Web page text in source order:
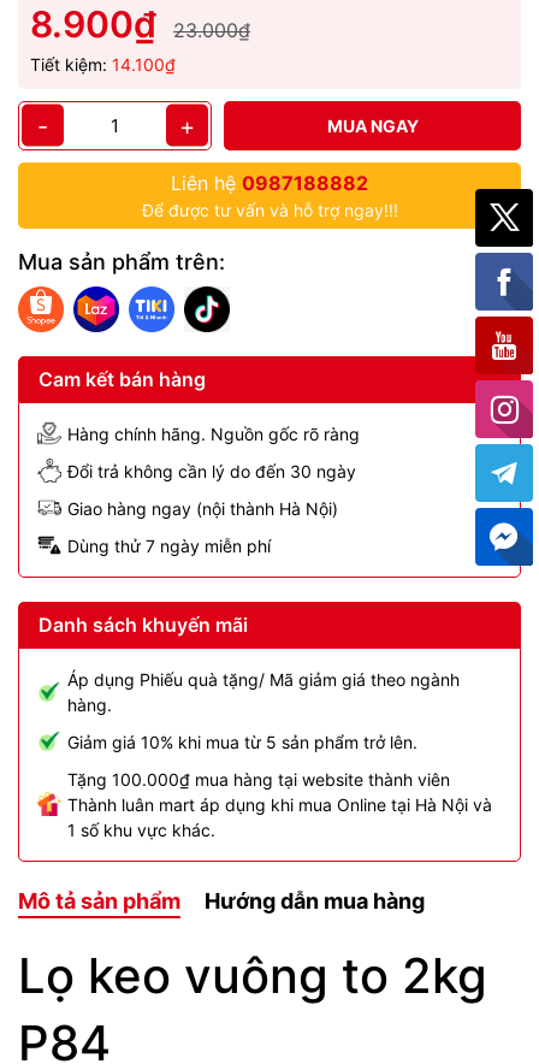
8.900₫ 23.000₫
Tiết kiệm: 14.100₫
- + MUA NGAY
Liên hệ 0987188882
Để được tư vấn và hỗ trợ ngay!!!
Mua sản phẩm trên:
Cam kết bán hàng
Hàng chính hãng. Nguồn gốc rõ ràng
Đổi trả không cần lý do đến 30 ngày
Giao hàng ngay (nội thành Hà Nội)
Dùng thử 7 ngày miễn phí
Danh sách khuyến mãi
Áp dụng Phiếu quà tặng/ Mã giảm giá theo ngành
hàng.
Giảm giá 10% khi mua từ 5 sản phẩm trở lên.
Tặng 100.000₫ mua hàng tại website thành viên
Thành luân mart áp dụng khi mua Online tại Hà Nội và
1 số khu vực khác.
Mô tả sản phẩm Hướng dẫn mua hàng
Lọ keo vuông to 2kg
P84